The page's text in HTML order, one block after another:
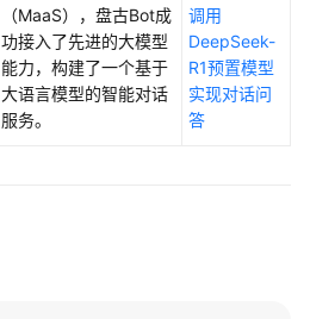
（MaaS），盘古Bot成
功接入了先进的大模型
能力，构建了一个基于
大语言模型的智能对话
服务。
调用
DeepSeek-
R1预置模型
实现对话问
答